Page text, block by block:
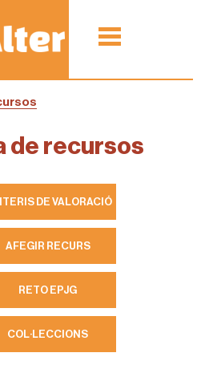
de recursos
DE VALORACIÓ
AFEGIR RECURS
RETO EPJG
COL·LECCIONS